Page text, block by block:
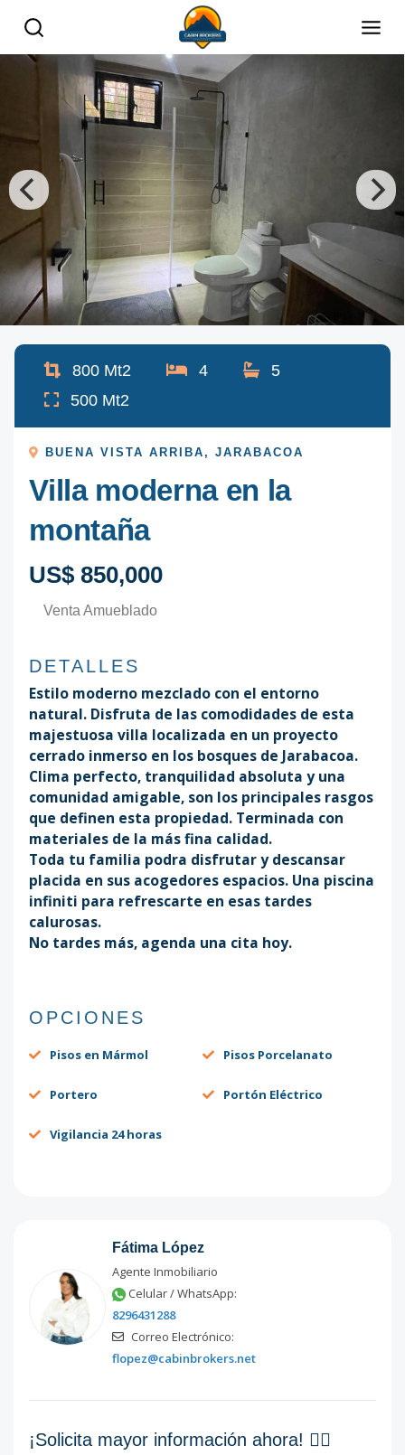
800 Mt2 4
5
500 Mt2
BUENA VISTA ARRIBA ,JARABACOA
Villa moderna en la
montaña
US$ 850,000
Venta Amueblado
DETALLES
Estilo moderno mezclado con el entorno
natural. Disfruta de las comodidades de esta
majestuosa villa localizada en un proyecto
cerrado inmerso en los bosques de Jarabacoa.
Clima perfecto, tranquilidad absoluta y una
comunidad amigable, son los principales rasgos
que definen esta propiedad. Terminada con
materiales de la más fina calidad.
Toda tu familia podra disfrutar y descansar
placida en sus acogedores espacios. Una piscina
infiniti para refrescarte en esas tardes
calurosas.
No tardes más, agenda una cita hoy.
OPCIONES
Pisos en Mármol Pisos Porcelanato
Portero Portón Eléctrico
Vigilancia 24 horas
Fátima López
Agente Inmobiliario
Celular / WhatsApp:
8296431288
Correo Electrónico:
flopez@cabinbrokers.net
¡Solicita mayor información ahora! 👇🏽